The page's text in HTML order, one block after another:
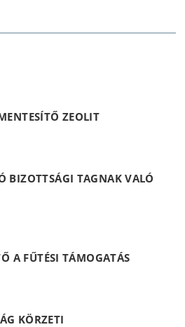
ZEOLIT
BIZOTTSÁGI TAGNAK VALÓ
A FŰTÉSI TÁMOGATÁS
KÖRZETI